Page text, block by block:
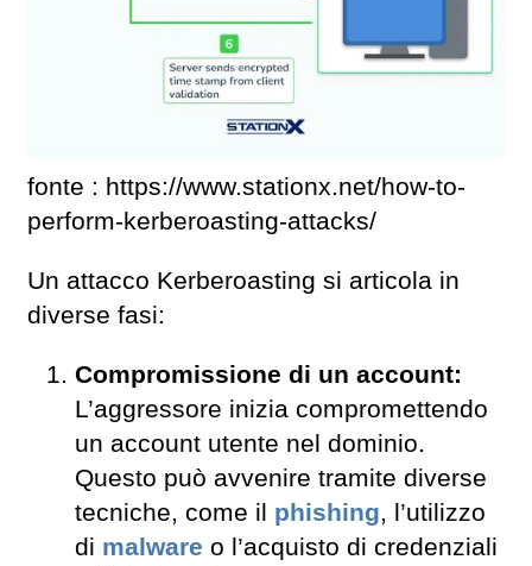
fonte : https://www.stationx.net/how-to-
perform-kerberoasting-attacks/
Un attacco Kerberoasting si articola in
diverse fasi:
Compromissione di un account:
L’aggressore inizia compromettendo
un account utente nel dominio.
Questo può avvenire tramite diverse
tecniche, come il phishing, l’utilizzo
di malware o l’acquisto di credenziali